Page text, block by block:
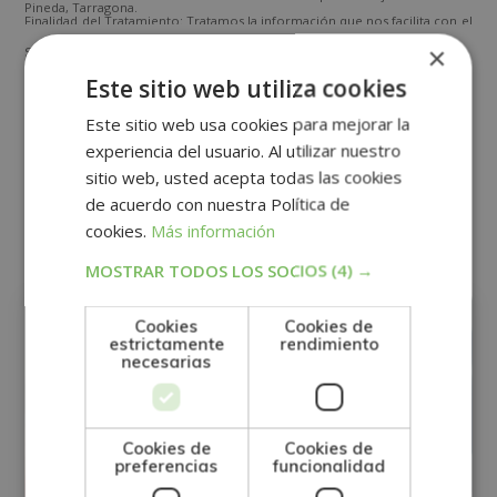
Pineda, Tarragona.
Finalidad del Tratamiento: Tratamos la información que nos facilita con el
fin de enviarle correos electrónicos de tipo comercial relacionado con
los productos ofrecidos y otros tipo de productos que fueran de su
interés.
Derechos: Puede ejercitar sus derechos identificándose suficientemente,
dirigiéndose a la dirección direccion@grupotarraco.com.
Desea recibir información comercial (vía telefónica y/o email):
SÍ
Alternative:
Otras titulaciones
×
Este sitio web utiliza cookies
Este sitio web usa cookies para mejorar la
experiencia del usuario. Al utilizar nuestro
sitio web, usted acepta todas las cookies
de acuerdo con nuestra Política de
cookies. Más información
MOSTRAR TODOS LOS SOCIOS (4) →
Cookies
estrictamente
necesarias
Cookies de
rendimiento
Cookies de
preferencias
Cookies de
funcionalidad